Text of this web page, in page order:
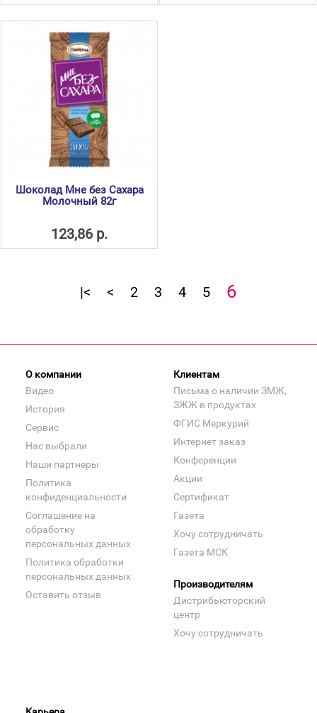
Шоколад Мне без Сахара
Молочный 82г
123,86 р.
|< < 2 3 4 5 6
О компании
Видео
История
Сервис
Нас выбрали
Наши партнеры
Политика
конфиденциальности
Соглашение на
обработку
персональных данных
Политика обработки
персональных данных
Оставить отзыв
Клиентам
Письма о наличии ЗМЖ,
ЗЖЖ в продуктах
ФГИС Меркурий
Интернет заказ
Конференции
Акции
Сертификат
Газета
Хочу сотрудничать
Газета МСК
Производителям
Дистрибьюторский
центр
Хочу сотрудничать